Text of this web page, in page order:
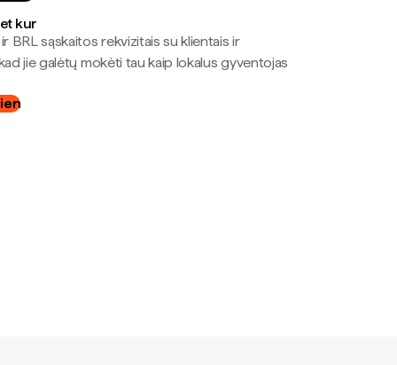
kur
ir BRL sąskaitos rekvizitais su klientais ir
jie galėtų mokėti tau kaip lokalus gyventojas